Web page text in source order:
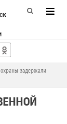
задержали